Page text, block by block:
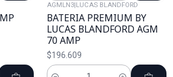
AGMLN3|LUCAS BLANDFORD
BATERIA PREMIUM BY
LUCAS BLANDFORD AGM
70 AMP
$196.609